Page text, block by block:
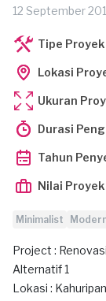
12 September
Tipe Proyek
Lokasi
Ukuran
Durasi
Tahun
Nilai Proyek
Minimalist
Project :
Alternatif 1
Lokasi :